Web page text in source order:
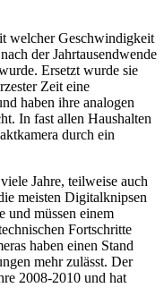
welcher Geschwindigkeit
der Jahrtausendwende
Ersetzt wurde sie
Zeit eine
haben ihre analogen
In fast allen Haushalten
durch ein
Jahre, teilweise auch
meisten Digitalknipsen
und müssen einem
Fortschritte
haben einen Stand
mehr zulässt. Der
2008-2010 und hat